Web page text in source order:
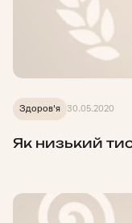
Здоров'я 30.05.2020
Як низький